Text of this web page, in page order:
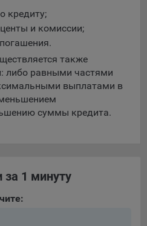
кредиту;
и комиссии;
также
либо равными частями
выплатами в
суммы кредита.
1 минуту